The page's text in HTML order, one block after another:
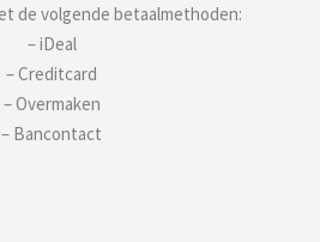
de volgende betaalmethoden:
– iDeal
– Creditcard
– Overmaken
– Bancontact